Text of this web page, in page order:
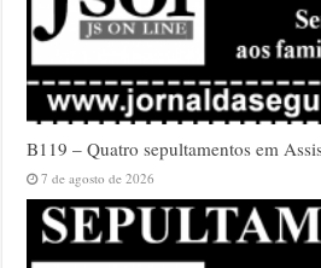
B119 – Quatro sepultamentos em
7 de agosto de 2026